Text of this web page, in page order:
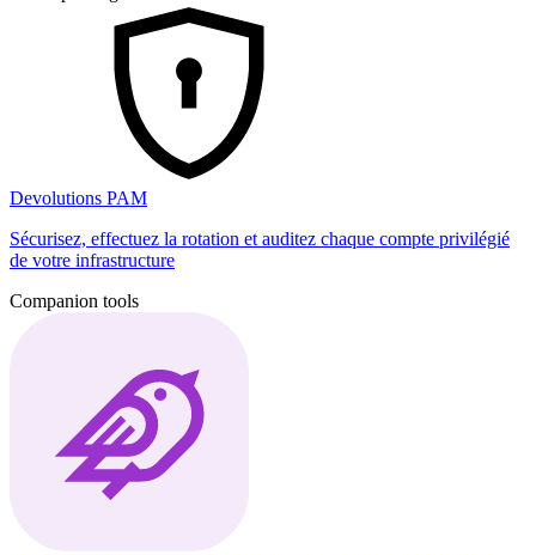
Devolutions PAM
Sécurisez, effectuez la rotation et auditez chaque compte privilégié
de votre infrastructure
Companion tools